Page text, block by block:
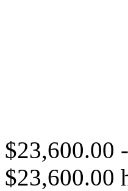
$23,600.00 -
$23,600.00